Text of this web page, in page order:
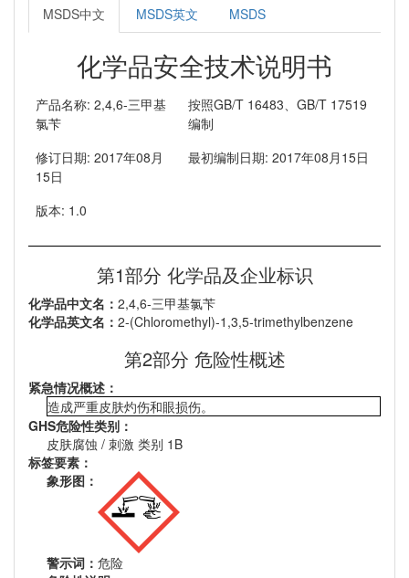
MSDS中文 MSDS英文 MSDS
化学品安全技术说明书
产品名称: 2,4,6-三甲基
氯苄
按照GB/T 16483、GB/T 17519
编制
修订日期: 2017年08月
15日
最初编制日期: 2017年08月15日
版本: 1.0
第1部分 化学品及企业标识
化学品中文名： 2,4,6-三甲基氯苄
化学品英文名： 2-(Chloromethyl)-1,3,5-trimethylbenzene
第2部分 危险性概述
紧急情况概述：
造成严重皮肤灼伤和眼损伤。
GHS危险性类别：
皮肤腐蚀 / 刺激 类别 1B
标签要素：
象形图：
警示词： 危险